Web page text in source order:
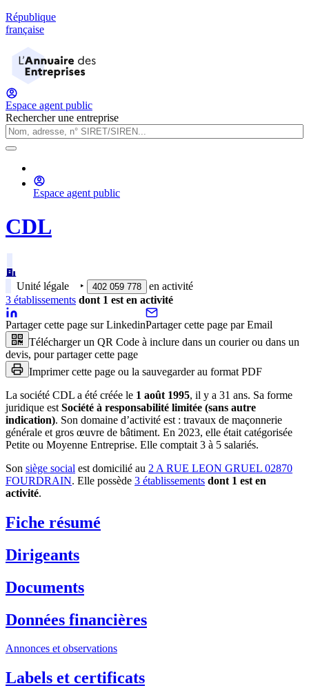
République
française
Espace agent public
Rechercher une entreprise
Espace agent public
CDL
Unité légale ‣ 402 059 778
en activité
3 établissements dont 1 est en activité
Partager cette page sur LinkedinPartager cette page par Email
Télécharger un QR Code à inclure dans un courier ou dans un
devis, pour partager cette page
Imprimer cette page ou la sauvegarder au format PDF
La société CDL a été créée le 1 août 1995, il y a 31 ans. Sa forme
juridique est Société à responsabilité limitée (sans autre
indication). Son domaine d’activité est : travaux de maçonnerie
générale et gros œuvre de bâtiment. En 2023, elle était catégorisée
Petite ou Moyenne Entreprise. Elle comptait 3 à 5 salariés.
Son siège social est domicilié au 2 A RUE LEON GRUEL 02870
FOURDRAIN. Elle possède 3 établissements dont 1 est en
activité.
Fiche résumé
Dirigeants
Documents
Données financières
Annonces et observations
Labels et certificats